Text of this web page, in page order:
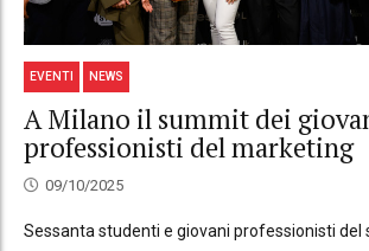
EVENTI NEWS
A Milano il summit dei
professionisti del marketing
09/10/2025
Sessanta studenti e giovani professionisti del